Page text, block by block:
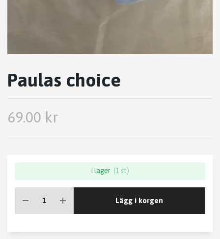
Paulas choice
69.00 kr
I lager (1 st)
Lägg i korgen